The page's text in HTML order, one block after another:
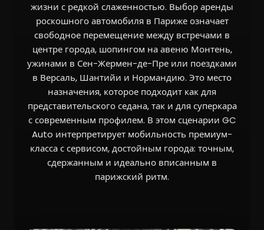
жизни с редкой слаженностью. Выбор аренды
роскошного автомобиля в Париже означает
свободное перемещение между встречами в
центре города, шопингом на авеню Монтень,
ужинами в Сен-Жермен-де-Пре или поездками
в Версаль, Шантийи и Нормандию. Это место
назначения, которое подходит как для
представительского седана, так и для суперкара
с современным профилем. В этом сценарии GC
Auto интерпретирует мобильность премиум-
класса с сервисом, достойным города: точным,
сдержанным и идеально вписанным в
парижский ритм.